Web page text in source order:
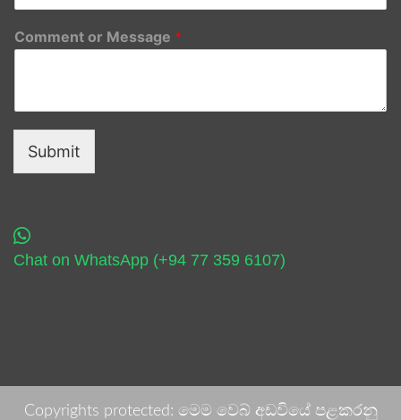
Comment or Message *
Submit
Chat on WhatsApp (+94 77 359 6107)
Copyrights protected: මෙම වෙබ් අඩවියේ පළකරනු